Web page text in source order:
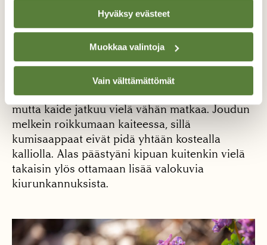
Hyväksy evästeet
Muokkaa valintoja
Vain välttämättömät
toisella puolella laskeutuvat kummalliset
betoniportaat rinnettä alas hiekkatielle.
Portaiden molemmin puolin kukkii
pystykiurunkannus upeina mättäinä ja suuri
mantukimalaiskuningatar hyörii niiden lomassa.
Puolessa välissä kalliota portaat loppuvat,
mutta kaide jatkuu vielä vähän matkaa. Joudun
melkein roikkumaan kaiteessa, sillä
kumisaappaat eivät pidä yhtään kostealla
kalliolla. Alas päästyäni kipuan kuitenkin vielä
takaisin ylös ottamaan lisää valokuvia
kiurunkannuksista.